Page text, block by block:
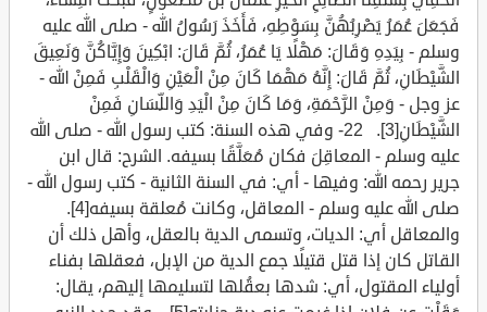
فَجَعَلَ عُمَرُ يَضْرِبُهُنَّ بِسَوْطِهِ، فَأَخَذَ رَسُولُ الله - صلى الله عليه
وسلم - بِيَدِهِ وَقَالَ: مَهْلًا يَا عُمَرُ، ثُمَّ قَالَ: ابْكِينَ وَإِيَّاكُنَّ وَنَعِيقَ
الشَّيْطَانِ، ثُمَّ قَالَ: إِنَّهُ مَهْمَا كَانَ مِنْ الْعَيْنِ وَالْقَلْبِ فَمِنْ الله -
عز وجل - وَمِنْ الرَّحْمَةِ، وَمَا كَانَ مِنْ الْيَدِ وَاللِّسَانِ فَمِنْ
الشَّيْطَانِ[3]. 22- وفي هذه السنة: كتب رسول الله - صلى الله
عليه وسلم - المعاقِلَ فكان مُعَلَّقًا بسيفه. الشرح: قال ابن
جرير رحمه الله: وفيها - أي: في السنة الثانية - كتب رسول الله -
صلى الله عليه وسلم - المعاقل، وكانت مُعلقة بسيفه[4].
والمعاقل أي: الديات، وتسمى الدية بالعقل، وأهل ذلك أن
القاتل كان إذا قتل قتيلًا جمع الدية من الإبل، فعقلها بفناء
أولياء المقتول، أي: شدها بعقُلها لتسليمها إليهم، يقال: